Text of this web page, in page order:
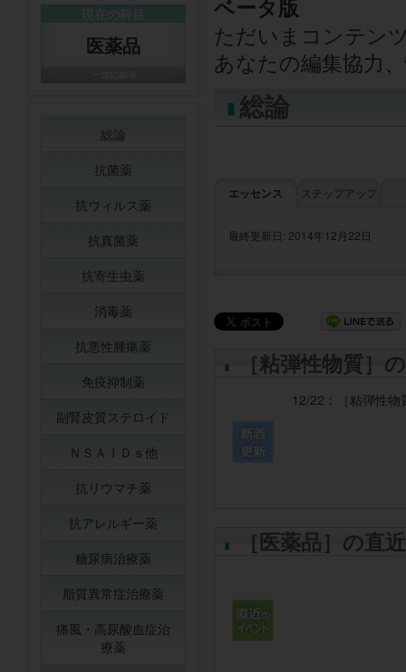
ベータ版
ただいまコンテン
あなたの編集協力
総論
エッセンス ステップアップ
最終更新日: 2014年12月22日
［粘弾性物質］
12/22： ［粘弾性
［医薬品］の直
医薬品
総論
抗菌薬
抗ウィルス薬
抗真菌薬
抗寄生虫薬
消毒薬
抗悪性腫瘍薬
免疫抑制薬
副腎皮質ステロイド
ＮＳＡＩＤｓ他
抗リウマチ薬
抗アレルギー薬
糖尿病治療薬
脂質異常症治療薬
痛風・高尿酸血症治
療薬